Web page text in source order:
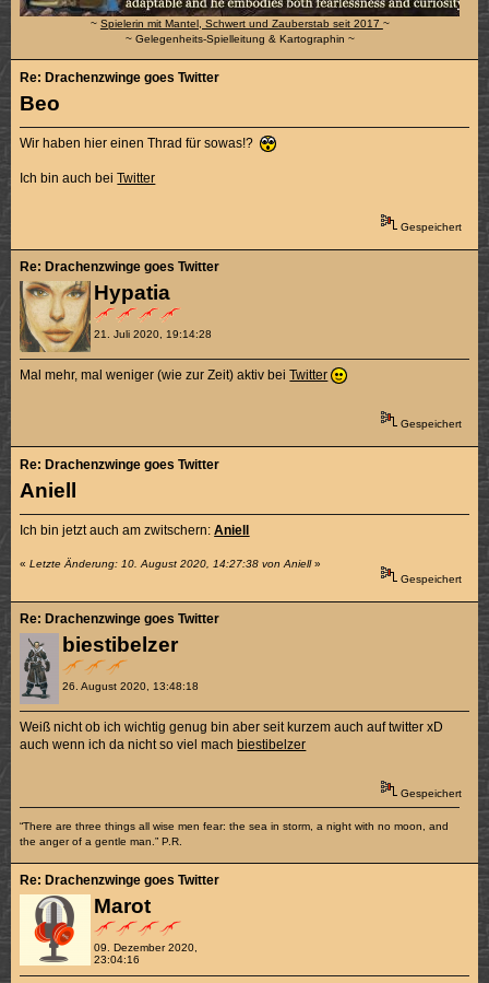
~ Spielerin mit Mantel, Schwert und Zauberstab seit 2017 ~
~ Gelegenheits-Spielleitung & Kartographin ~
Beo
Re: Drachenzwinge goes Twitter
Wir haben hier einen Thrad für sowas!?
Ich bin auch beiTwitter
Gespeichert
Hypatia
21. Juli 2020, 19:14:28
Re: Drachenzwinge goes Twitter
Mal mehr, mal weniger (wie zur Zeit) aktiv beiTwitter
Gespeichert
Aniell
Re: Drachenzwinge goes Twitter
Ich bin jetzt auch am zwitschern:Aniell
«Letzte Änderung: 10. August 2020, 14:27:38 von Aniell»
Gespeichert
biestibelzer
26. August 2020, 13:48:18
Re: Drachenzwinge goes Twitter
Weiß nicht ob ich wichtig genug bin aber seit kurzem auch auf twitter xD
auch wenn ich da nicht so viel mach biestibelzer
Gespeichert
“There are three things all wise men fear: the sea in storm, a night with no moon, and
the anger of a gentle man.” P.R.
Marot
09. Dezember 2020,
23:04:16
Re: Drachenzwinge goes Twitter